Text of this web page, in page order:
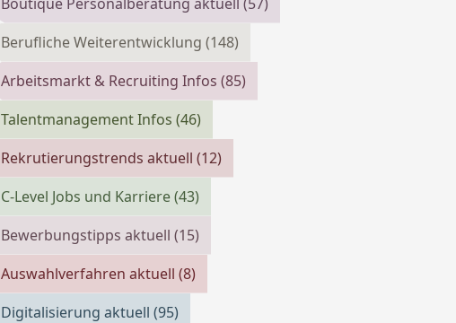
Berufliche Weiterentwicklung (148)
Arbeitsmarkt & Recruiting Infos (85)
Talentmanagement Infos (46)
Rekrutierungstrends aktuell (12)
C-Level Jobs und Karriere(43)
Bewerbungstipps aktuell (15)
Auswahlverfahren aktuell (8)
Digitalisierung aktuell (95)